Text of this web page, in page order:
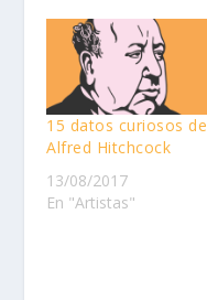
15 datos curiosos de
Alfred Hitchcock
13/08/2017
En "Artistas"